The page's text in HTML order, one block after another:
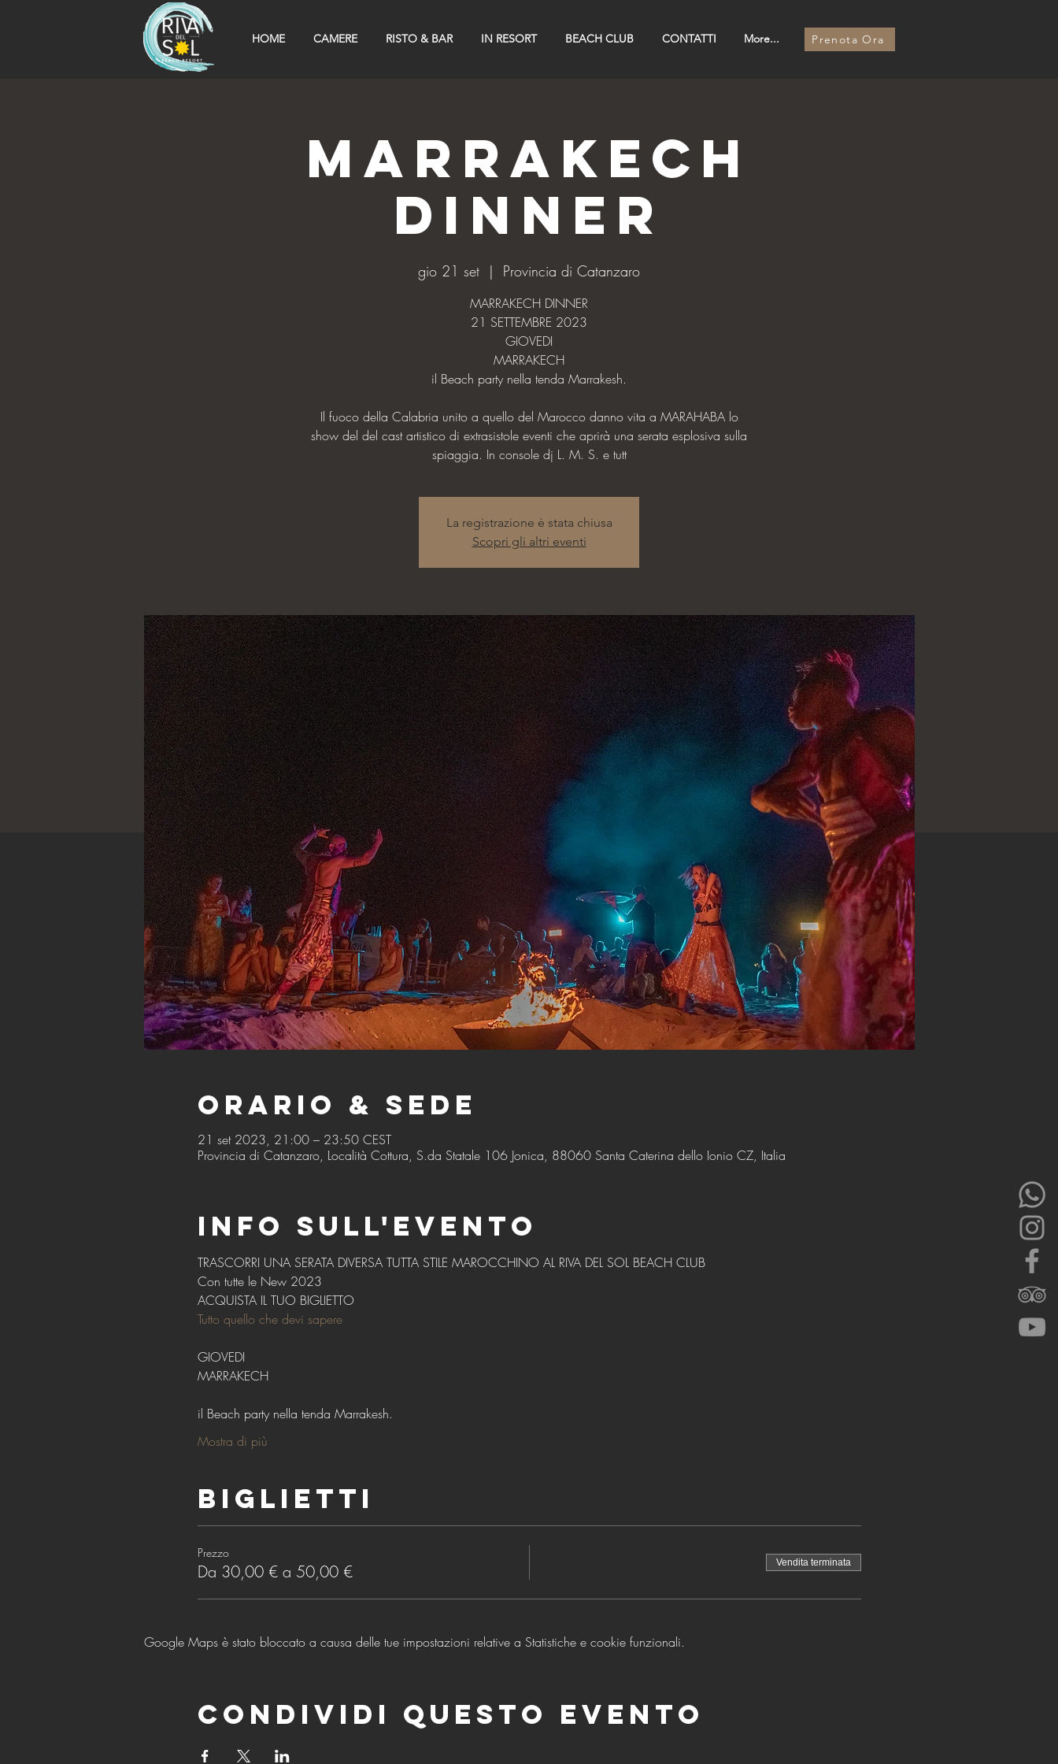
HOME CAMERE RISTO & BAR IN RESORT BEACH CLUB CONTATTI More... Prenota Ora
MARRAKECH
DINNER
gio 21 set
  |
Provincia di Catanzaro
MARRAKECH DINNER
21 SETTEMBRE 2023
GIOVEDI
MARRAKECH
il Beach party nella tenda Marrakesh.
Il fuoco della Calabria unito a quello del Marocco danno vita a MARAHABA lo
show del del cast artistico di extrasistole eventi che aprirà una serata esplosiva sulla
spiaggia. In console dj L. M. S. e tutt
La registrazione è stata chiusa
Scopri gli altri eventi
Orario & Sede
21 set 2023, 21:00 – 23:50 CEST
Provincia di Catanzaro, Località Cottura, S.da Statale 106 Jonica, 88060 Santa Caterina dello Ionio CZ, Italia
Info sull'evento
TRASCORRI UNA SERATA DIVERSA TUTTA STILE MAROCCHINO AL RIVA DEL SOL BEACH CLUB
Con tutte le New 2023
ACQUISTA IL TUO BIGLIETTO
Tutto quello che devi sapere
GIOVEDI
MARRAKECH
il Beach party nella tenda Marrakesh.
Mostra di più
Biglietti
Prezzo
Da 30,00 € a 50,00 € Vendita terminata
Google Maps è stato bloccato a causa delle tue impostazioni relative a Statistiche e cookie funzionali.
Condividi questo evento